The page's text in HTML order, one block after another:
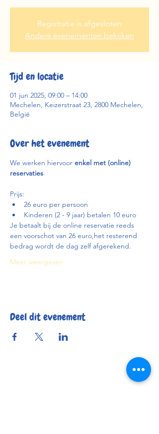
Registratie is afgesloten
Andere evenementen bekijken
Tijd en locatie
01 jun 2025, 09:00 – 14:00
Mechelen, Keizerstraat 23, 2800 Mechelen,
België
Over het evenement
We werken hiervoor enkel met (online)
reservaties
Prijs:
26 euro per persoon
Kinderen (2 - 9 jaar) betalen 10 euro
Je betaalt bij de online reservatie reeds
een voorschot van 26 euro,het resterend
bedrag wordt de dag zelf afgerekend.
Meer weergeven
Deel dit evenement